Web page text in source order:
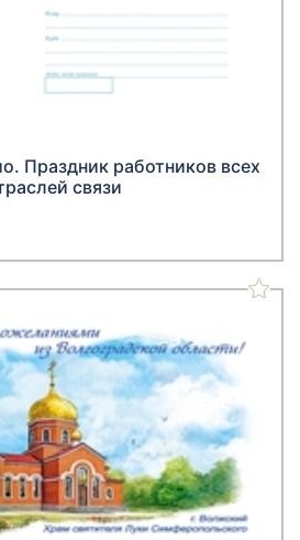
Праздник работников всех
связи